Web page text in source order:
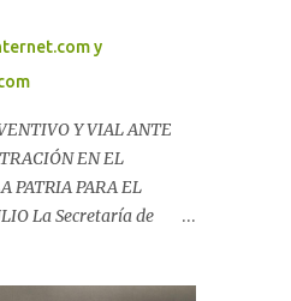
y
Y VIAL ANTE
EN EL
PATRIA PARA EL
La Secretaría de